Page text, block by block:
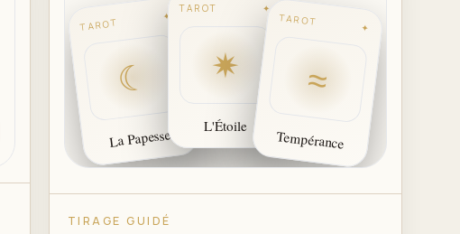
TAROT ✦
☾
La Papesse
TAROT ✦
✷
L'Étoile
TAROT ✦
≈
Tempérance
TIRAGE GUIDÉ